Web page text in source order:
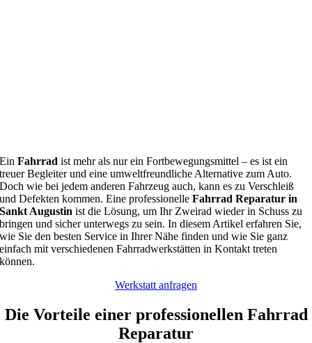
EinFahrrad ist mehr als nur ein Fortbewegungsmittel – es ist ein
treuer Begleiter und eine umweltfreundliche Alternative zum Auto.
Doch wie bei jedem anderen Fahrzeug auch, kann es zu Verschleiß
und Defekten kommen. Eine professionelleFahrrad Reparatur in
Sankt Augustin ist die Lösung, um Ihr Zweirad wieder in Schuss zu
bringen und sicher unterwegs zu sein. In diesem Artikel erfahren Sie,
wie Sie den besten Service in Ihrer Nähe finden und wie Sie ganz
einfach mit verschiedenen Fahrradwerkstätten in Kontakt treten
können.
Werkstatt anfragen
Die Vorteile einer professionellen Fahrrad
Reparatur